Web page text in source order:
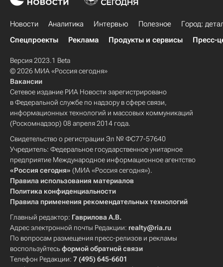
Новости Аналитика Интервью Полезное
Город:
Спецпроекты
Реклама Продукты и сервисы Пресс-
Версия 2023.1 Beta
© 2026 МИА «Россия сегодня»
Вакансии
Сетевое издание РИА Новости зарегистрировано
в Федеральной службе по надзору в сфере связи,
информационных технологий и массовых коммуникаций
(Роскомнадзор) 08 апреля 2014 года.
Свидетельство о регистрации Эл № ФС77-57640
Учредитель: Федеральное государственное унитарное
предприятие Международное информационное агентство
«Россия сегодня» (МИА «Россия сегодня»).
Правила использования материалов
Политика конфиденциальности
Правила применения рекомендательных технологий
Главный редактор: Гаврилова А.В.
Адрес электронной почты Редакции: realty@ria.ru
По вопросам размещения пресс-релизов и рекламы
воспользуйтесьформой обратной связи
Телефон Редакции: 7 (495) 645-6601